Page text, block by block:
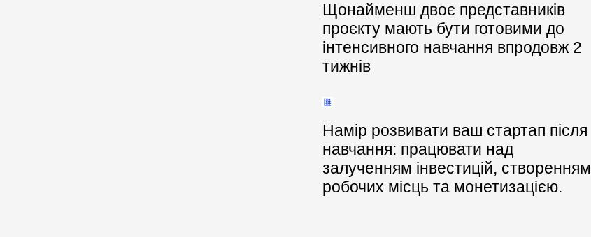
Щонайменш двоє представників
проєкту мають бути готовими до
інтенсивного навчання впродовж 2
тижнів
Намір розвивати ваш стартап після
навчання: працювати над
залученням інвестицій, створенням
робочих місць та монетизацією.